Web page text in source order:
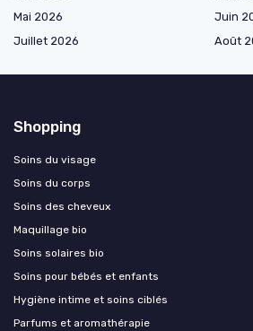
Mai 2026
Juin
Juillet 2026
Août
Shopping
Soins du visage
Soins du corps
Soins des cheveux
Maquillage bio
Soins solaires bio
Soins pour bébés et enfants
Hygiène intime et soins ciblés
Parfums et aromathérapie